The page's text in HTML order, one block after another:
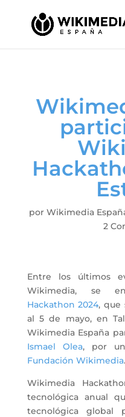
porWikimedia
2
Entre los últimos
Wikimedia, se
Hackathon 2024, que
al 5 de mayo, en
Wikimedia España
Ismael Olea, por
Fundación Wikimedia.
Wikimedia
tecnológica anual
tecnológica global